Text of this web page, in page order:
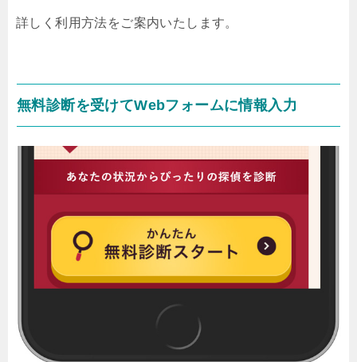
詳しく利用方法をご案内いたします。
無料診断を受けてWebフォームに情報入力